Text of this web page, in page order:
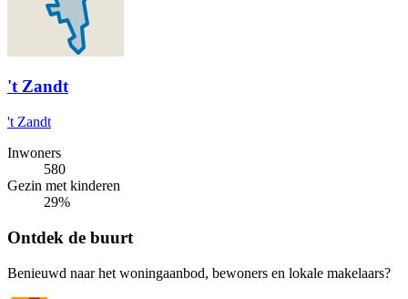
't Zandt
't Zandt
Inwoners
580
Gezin met kinderen
29%
Ontdek de buurt
Benieuwd naar het woningaanbod, bewoners en lokale makelaars?